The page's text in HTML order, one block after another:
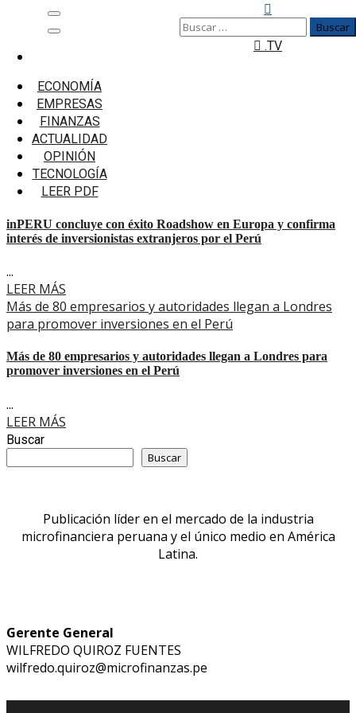
Menú
principal
ECONOMÍA
EMPRESAS
FINANZAS
ACTUALIDAD
OPINIÓN
TECNOLOGÍA
LEER PDF
Buscar:
.TV
XVIII Roadshow Europa 2025
inPERU concluye con éxito Roadshow en Europa y
confirma interés de inversionistas extranjeros por el
Perú
inPERU concluye con éxito Roadshow en Europa y confirma
interés de inversionistas extranjeros por el Perú
...
LEER MÁS
Más de 80 empresarios y autoridades llegan a Londres
para promover inversiones en el Perú
Más de 80 empresarios y autoridades llegan a Londres para
promover inversiones en el Perú
...
LEER MÁS
Buscar
Buscar
Publicación líder en el mercado de la industria
microfinanciera peruana y el único medio en América
Latina.
Gerente General
WILFREDO QUIROZ FUENTES
wilfredo.quiroz@microfinanzas.pe